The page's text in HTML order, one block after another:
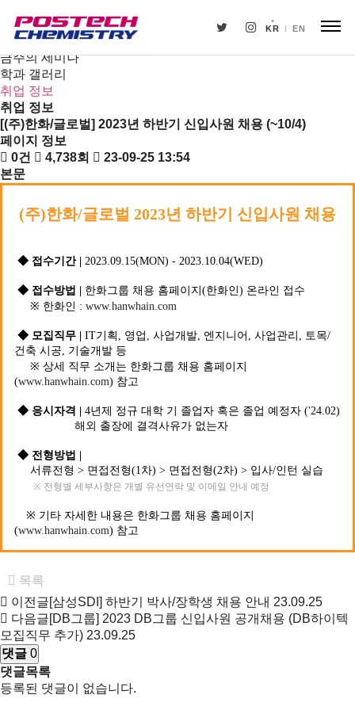
KR EN
뉴스
공지사항
금주의 세미나
학과 갤러리
취업 정보
취업 정보
[(주)한화/글로벌] 2023년 하반기 신입사원 채용 (~10/4)
페이지 정보
0건
4,738회
23-09-25 13:54
본문
(주)한화/글로벌 2023년 하반기 신입사원 채용
◆ 접수기간| 2023.09.15(MON) - 2023.10.04(WED)
◆ 접수방법 한화그룹 채용 홈페이지 (한화인) 온라인 접수
※ 한화인 : www.hanwhain.com
◆ 모집직무 IT기획 , 영업 , 사업개발, 엔지니어 , 사업관리 , 토목/
건축 시공, 기술개발 등
※ 상세 직무 소개는 한화그룹 채용 홈페이지
(www.hanwhain.com) 참고
◆ 응시자격 4년제 정규 대학 기 졸업자 혹은 졸업 예정자 ('24.02)
해외 출장에 결격사유가 없는자
◆ 전형방법
서류전형 > 면접전형(1차) > 면접전형(2차) > 입사/인턴 실습
※ 전형별 세부사항은 개별 유선연락 및 이메일 안내 예정
※ 기타 자세한 내용은 한화그룹 채용 홈페이지
(www.hanwhain.com) 참고
목록
이전글[삼성SDI] 하반기 박사/장학생 채용 안내 23.09.25
다음글[DB그룹] 2023 DB그룹 신입사원 공개채용 (DB하이텍
모집직무 추가) 23.09.25
댓글 0
댓글목록
등록된 댓글이 없습니다.